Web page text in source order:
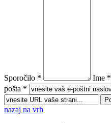
Sporočilo * Ime *
pošta *
nazaj na vrh